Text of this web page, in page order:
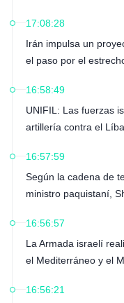
17:08:28
Irán impulsa un
el paso por el
16:58:49
UNIFIL: Las fuerzas
artillería contra el
16:57:59
Según la cadena de
ministro paquistaní,
16:56:57
La Armada israelí
el Mediterráneo y el
16:56:21